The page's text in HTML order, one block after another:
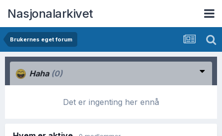
Nasjonalarkivet
Brukernes eget forum
Haha (0)
Det er ingenting her ennå